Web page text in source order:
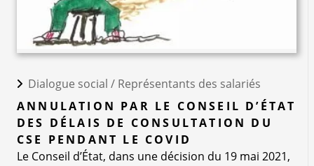
Dialogue social / Représentants des salariés
ANNULATION PAR LE CONSEIL D’ÉTAT
DES DÉLAIS DE CONSULTATION DU
CSE PENDANT LE COVID
Le Conseil d’État, dans une décision du 19 mai 2021,